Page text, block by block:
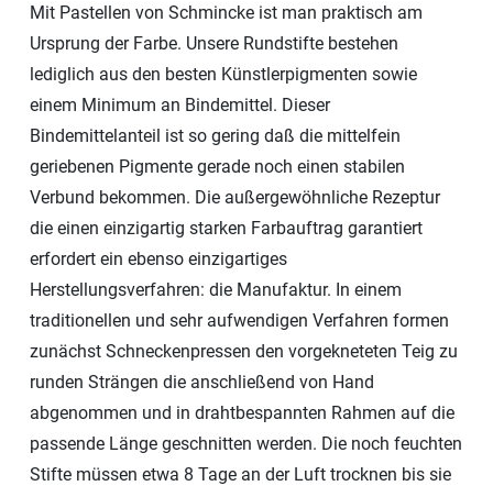
Mit Pastellen von Schmincke ist man praktisch am
Ursprung der Farbe. Unsere Rundstifte bestehen
lediglich aus den besten Künstlerpigmenten sowie
einem Minimum an Bindemittel. Dieser
Bindemittelanteil ist so gering daß die mittelfein
geriebenen Pigmente gerade noch einen stabilen
Verbund bekommen. Die außergewöhnliche Rezeptur
die einen einzigartig starken Farbauftrag garantiert
erfordert ein ebenso einzigartiges
Herstellungsverfahren: die Manufaktur. In einem
traditionellen und sehr aufwendigen Verfahren formen
zunächst Schneckenpressen den vorgekneteten Teig zu
runden Strängen die anschließend von Hand
abgenommen und in drahtbespannten Rahmen auf die
passende Länge geschnitten werden. Die noch feuchten
Stifte müssen etwa 8 Tage an der Luft trocknen bis sie